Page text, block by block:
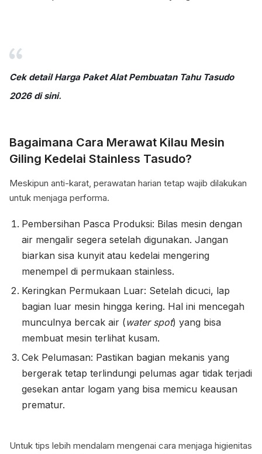
Cek detail Harga Paket Alat Pembuatan Tahu Tasudo
2026 di sini.
Bagaimana Cara Merawat Kilau Mesin
Giling Kedelai Stainless Tasudo?
Meskipun anti-karat, perawatan harian tetap wajib dilakukan
untuk menjaga performa.
Pembersihan Pasca Produksi: Bilas mesin dengan
air mengalir segera setelah digunakan. Jangan
biarkan sisa kunyit atau kedelai mengering
menempel di permukaan stainless.
Keringkan Permukaan Luar: Setelah dicuci, lap
bagian luar mesin hingga kering. Hal ini mencegah
munculnya bercak air (water spot) yang bisa
membuat mesin terlihat kusam.
Cek Pelumasan: Pastikan bagian mekanis yang
bergerak tetap terlindungi pelumas agar tidak terjadi
gesekan antar logam yang bisa memicu keausan
prematur.
Untuk tips lebih mendalam mengenai cara menjaga higienitas